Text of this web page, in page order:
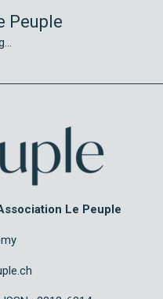
Peuple
Le Peuple